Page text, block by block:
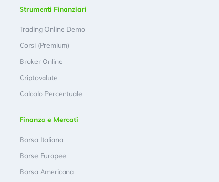
Strumenti Finanziari
Trading Online Demo
Corsi (Premium)
Broker Online
Criptovalute
Calcolo Percentuale
Finanza e Mercati
Borsa Italiana
Borse Europee
Borsa Americana